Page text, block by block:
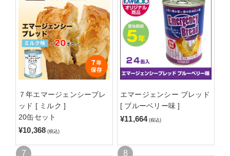
７年エマージェンシーブレ
ッド [ ミルク ]
20缶セット
¥10,368 (税込)
エマージェンシー ブレッド
[ ブルーベリー味 ]
¥11,664 (税込)